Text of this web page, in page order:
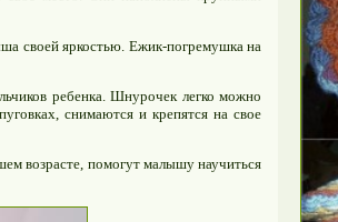
своей яркостью. Ежик-погремушка на
ребенка. Шнурочек легко можно
снимаются и крепятся на свое
возрасте, помогут малышу научиться